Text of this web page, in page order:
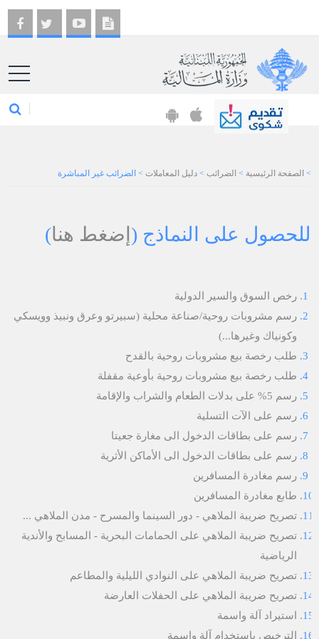
EN
> الصفحة الرئيسية > الضرائب >دليل المعاملات > الضرائب غير المباشرة
للحصول على النماذج ( إضغط هنا)
رخص السوق والسير الدولية
رسم مشروبات روحية/صناعة محلية (سبيرتو وعرق ونبيذ وويسكي
وكونياك وغيرها...)
طلب رخصة بيع مشروبات روحية بالقدح
طلب رخصة بيع مشروبات روحية بأوعية مقفلة
رسم 5% على بدلات الطعام والشراب والإقامة
رسم على الآت التسلية
رسم على بطاقات الدخول الى مغارة جعيتا
رسم على بطاقات الدخول الى الأماكن الأثرية
رسم مغادرة المسافرين
طابع مغادرة المسافرين
تصريح ضريبة الملاهي - دور السينما والمسرح - مدن الملاهي ...
تصريح ضريبة الملاهي على الحمامات البحرية - المسابح والأندية
الرياضية
تصريح ضريبة الملاهي على النوادي الليلية والمطاعم
تصريح ضريبة الملاهي على الحفلات العارضة
استيراد آلة واسمة
الترخيص باستخدام آلة واسمة